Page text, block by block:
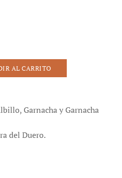
AL CARRITO
Garnacha y Garnacha
del Duero.